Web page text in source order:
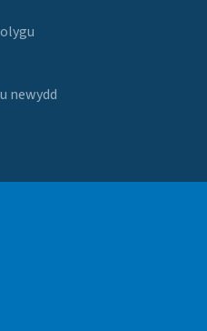
newydd